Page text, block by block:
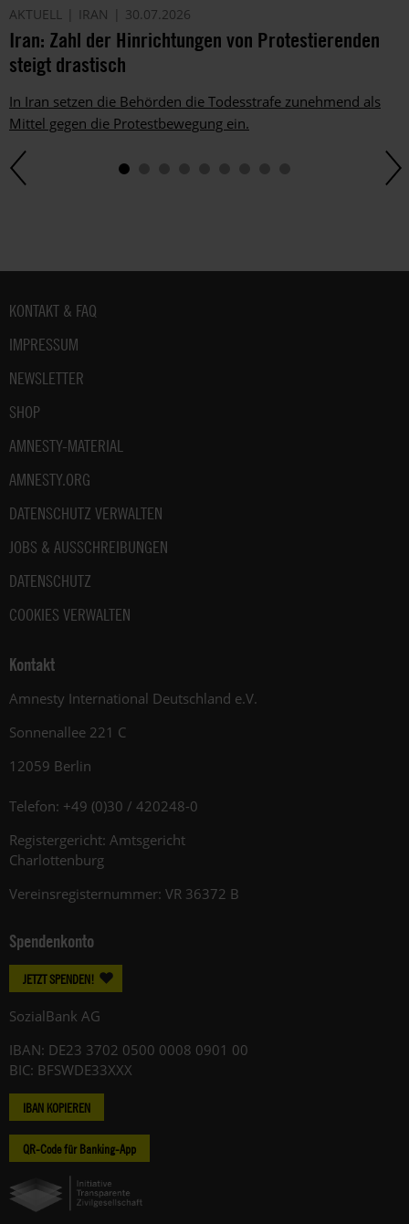
AKTUELL IRAN 30.07.2026
Iran: Zahl der Hinrichtungen von Protestierenden
steigt drastisch
In Iran setzen die Behörden die Todesstrafe zunehmend als
Mittel gegen die Protestbewegung ein.
Fußbereich
KONTAKT & FAQ
IMPRESSUM
NEWSLETTER
SHOP
AMNESTY-MATERIAL
AMNESTY.ORG
DATENSCHUTZ VERWALTEN
JOBS & AUSSCHREIBUNGEN
DATENSCHUTZ
COOKIES VERWALTEN
Kontakt
Amnesty International Deutschland e.V.
Sonnenallee 221 C
12059 Berlin
Telefon: +49 (0)30 / 420248-0
Registergericht: Amtsgericht
Charlottenburg
Vereinsregisternummer: VR 36372 B
Spendenkonto
JETZT SPENDEN!
SozialBank AG
IBAN: DE23 3702 0500 0008 0901 00
BIC: BFSWDE33XXX
IBAN KOPIEREN
QR-Code für Banking-App